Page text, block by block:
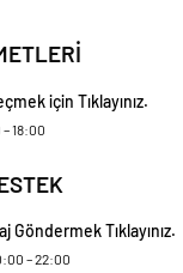
– Çerez ve Ticari
için Tıklayınız.
18:00
Göndermek Tıklayınız.
– 22:00